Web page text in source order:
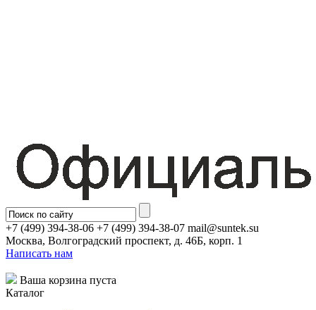
+7 (499) 394-38-06 +7 (499) 394-38-07 mail@suntek.su
Москва, Волгоградский проспект, д. 46Б, корп. 1
Написать нам
Ваша корзина пуста
Каталог